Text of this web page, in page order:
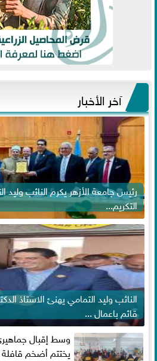
آخر الأخبار
رئيس جامعة الأزهر يكرم النائب وليد
التكريم...
النائب وليد التمامي يهنئ الاستاذ
قائم باعمال ...
وسط إقبال
يختتم أضخم